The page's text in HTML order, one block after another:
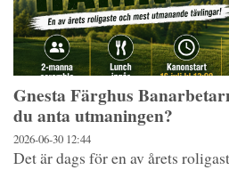
Gnesta Färghus
du anta utmaningen?
2026-06-30 12:44
Det är dags för en av årets